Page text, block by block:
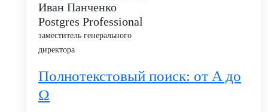
Иван Панченко
Postgres Professional
заместитель генерального
директора
Полнотекстовый поиск: от A до
Ω